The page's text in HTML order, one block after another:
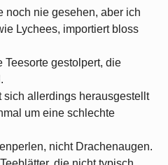
noch nie gesehen, aber ich
Lychees, importiert bloss
Teesorte gestolpert, die
sich allerdings herausgestellt
um eine schlechte
nicht Drachenaugen.